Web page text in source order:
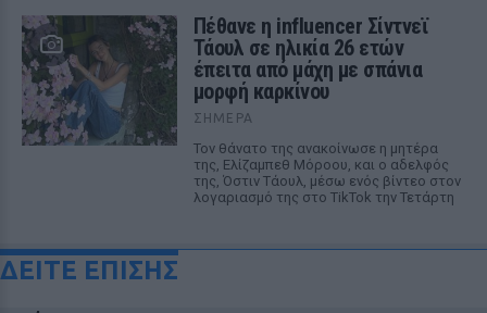
Πέθανε η influencer Σίντνεϊ
Τάουλ σε ηλικία 26 ετών
έπειτα από μάχη με σπάνια
μορφή καρκίνου
ΣΉΜΕΡΑ
Τον θάνατο της ανακοίνωσε η μητέρα
της, Ελίζαμπεθ Μόροου, και ο αδελφός
της, Όστιν Τάουλ, μέσω ενός βίντεο στον
λογαριασμό της στο TikTok την Τετάρτη
ΔΕΙΤΕ ΕΠΙΣΗΣ